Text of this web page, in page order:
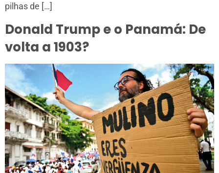
pilhas de […]
Donald Trump e o Panamá: De
volta a 1903?